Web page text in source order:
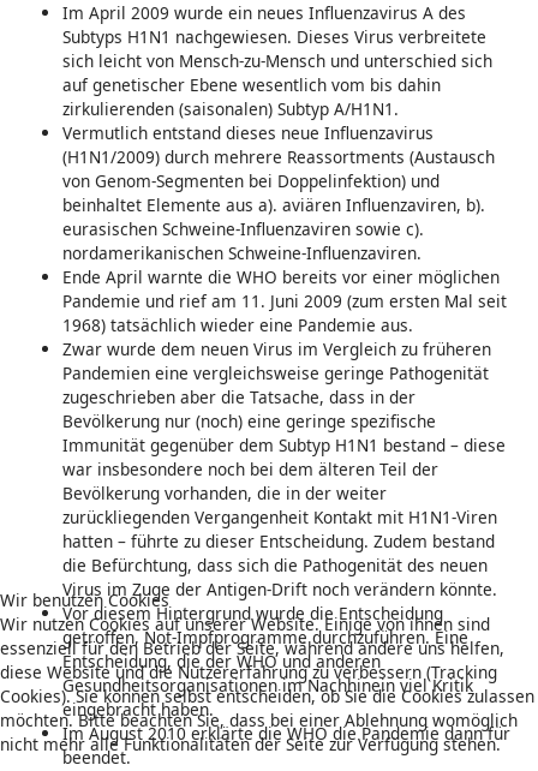
Im April 2009 wurde ein neues Influenzavirus A des
Subtyps H1N1 nachgewiesen. Dieses Virus verbreitete
sich leicht von Mensch-zu-Mensch und unterschied sich
auf genetischer Ebene wesentlich vom bis dahin
zirkulierenden (saisonalen) Subtyp A/H1N1.
Vermutlich entstand dieses neue Influenzavirus
(H1N1/2009) durch mehrere Reassortments (Austausch
von Genom-Segmenten bei Doppelinfektion) und
beinhaltet Elemente aus a). aviären Influenzaviren, b).
eurasischen Schweine-Influenzaviren sowie c).
nordamerikanischen Schweine-Influenzaviren.
Ende April warnte die WHO bereits vor einer möglichen
Pandemie und rief am 11. Juni 2009 (zum ersten Mal seit
1968) tatsächlich wieder eine Pandemie aus.
Zwar wurde dem neuen Virus im Vergleich zu früheren
Pandemien eine vergleichsweise geringe Pathogenität
zugeschrieben aber die Tatsache, dass in der
Bevölkerung nur (noch) eine geringe spezifische
Immunität gegenüber dem Subtyp H1N1 bestand – diese
war insbesondere noch bei dem älteren Teil der
Bevölkerung vorhanden, die in der weiter
zurückliegenden Vergangenheit Kontakt mit H1N1-Viren
hatten – führte zu dieser Entscheidung. Zudem bestand
die Befürchtung, dass sich die Pathogenität des neuen
Virus im Zuge der Antigen-Drift noch verändern könnte.
Vor diesem Hintergrund wurde die Entscheidung
getroffen, Not-Impfprogramme durchzuführen. Eine
Entscheidung, die der WHO und anderen
Gesundheitsorganisationen im Nachhinein viel Kritik
eingebracht haben.
Im August 2010 erklärte die WHO die Pandemie dann für
beendet.
Wir benutzen Cookies
Wir nutzen Cookies auf unserer Website. Einige von ihnen sind
essenziell für den Betrieb der Seite, während andere uns helfen,
diese Website und die Nutzererfahrung zu verbessern (Tracking
Cookies). Sie können selbst entscheiden, ob Sie die Cookies zulassen
möchten. Bitte beachten Sie, dass bei einer Ablehnung womöglich
nicht mehr alle Funktionalitäten der Seite zur Verfügung stehen.